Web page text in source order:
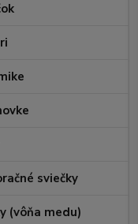
sviečky
(vôňa medu)